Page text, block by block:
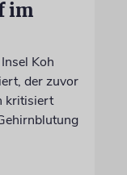
im
Koh
der zuvor
kritisiert